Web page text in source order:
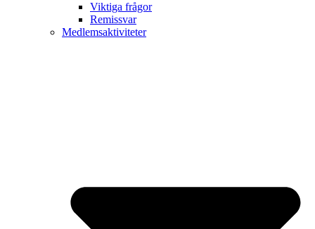
Viktiga frågor
Remissvar
Medlemsaktiviteter